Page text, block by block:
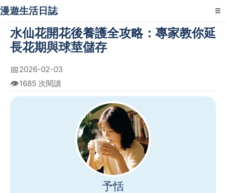
漫遊生活日誌 ☰
水仙花開花後養護全攻略：專家教你延
長花期與球莖儲存
📅2026-02-03
👁️1685 次閱讀
予恬